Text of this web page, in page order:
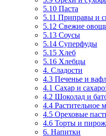
5.10 Паста
5.11 Приправы и
5.12 Свежие
5.13 Соусы
5.14 Суперфуды
5.15 Хлеб
5.16 Хлебцы
4. Сладости
4.3 Печенье и
4.1 Сахар и
4.2 Шоколад и
4.4 Растительное
4.5 Ореховые
4.6 Торты и
6. Напитки